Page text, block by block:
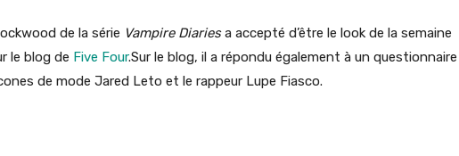
de la série Vampire Diariesa accepté d’être le look de la semaine
le blog de Five Four.Sur le blog, il a répondu également à un questionnaire
de mode Jared Leto et le rappeur Lupe Fiasco.